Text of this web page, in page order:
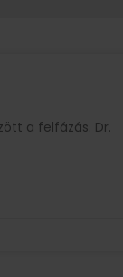
a felfázás. Dr.